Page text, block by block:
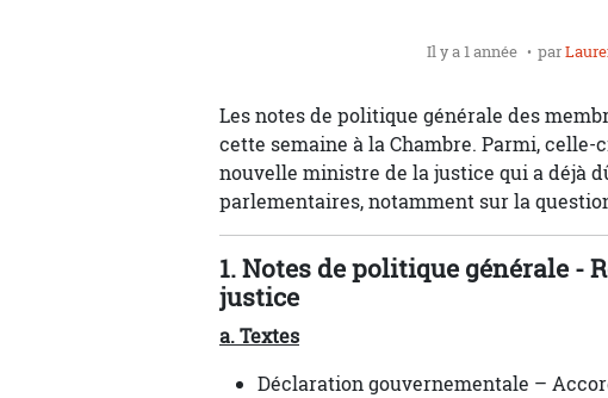
Il y a 1 année par
Les notes de politique générale des
cette semaine à la Chambre. Parmi,
nouvelle ministre de la justice qui a déjà
parlementaires, notamment sur la
1. Notes de politique générale -
justice
a. Textes
Déclaration gouvernementale –